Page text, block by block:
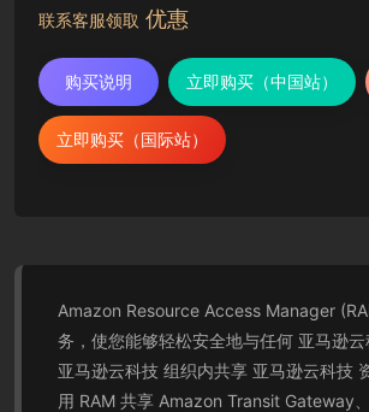
联系客服领取 优惠
购买说明 立即购买（中国站）
立即购买（国际站）
Amazon Resource Access Manager
务，使您能够轻松安全地与任何 亚马逊
亚马逊云科技 组织内共享 亚马逊云科技
用 RAM 共享 Amazon Transit Gateway